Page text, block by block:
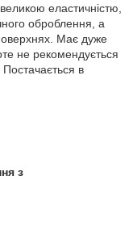
еластичністю,
оброблення, а
Має дуже
не рекомендується
Постачається в
з